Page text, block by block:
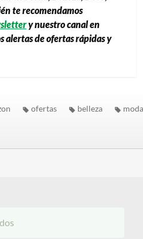
te recomendamos
y nuestro canal en
alertas de ofertas rápidas y
ofertas belleza moda